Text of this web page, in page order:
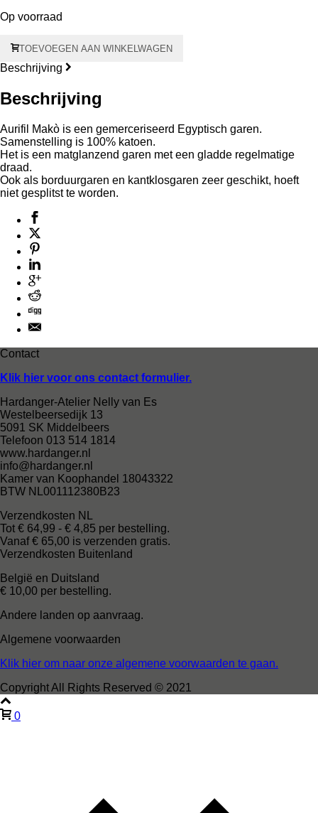
Op voorraad
Aurifil
Makò
750
meter
grijze
kern
aantal
TOEVOEGEN AAN WINKELWAGEN
Beschrijving
Beschrijving
Aurifil Makò is een gemerceriseerd Egyptisch garen.
Samenstelling is 100% katoen.
Het is een matglanzend garen met een gladde regelmatige
draad.
Ook als borduurgaren en kantklosgaren zeer geschikt, hoeft
niet gesplitst te worden.
Contact
Klik hier voor ons contact formulier.
Hardanger-Atelier Nelly van Es
Westelbeersedijk 13
5091 SK Middelbeers
Telefoon 013 514 1814
www.hardanger.nl
info@hardanger.nl
Kamer van Koophandel 18043322
BTW NL001112380B23
Verzendkosten NL
Tot € 64,99 - € 4,85 per bestelling.
Vanaf € 65,00 is verzenden gratis.
Verzendkosten Buitenland
België en Duitsland
€ 10,00 per bestelling.
Andere landen op aanvraag.
Algemene voorwaarden
Klik hier om naar onze algemene voorwaarden te gaan.
Copyright All Rights Reserved © 2021
0